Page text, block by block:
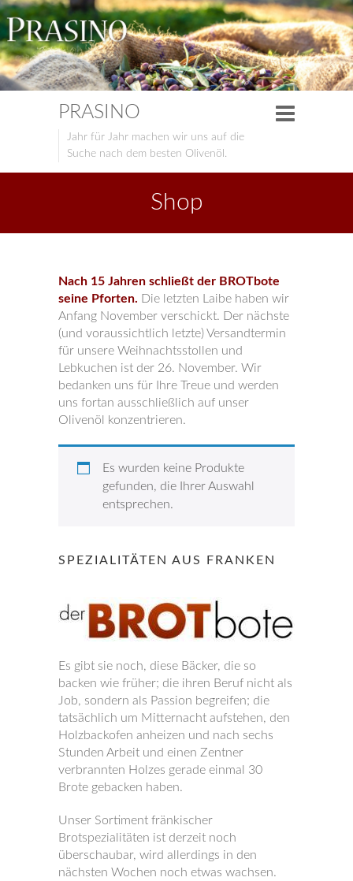
PRASINO
Jahr für Jahr machen wir uns auf die
Suche nach dem besten Olivenöl.
Shop
Nach 15 Jahren schließt der BROTbote
seine Pforten. Die letzten Laibe haben wir
Anfang November verschickt. Der nächste
(und voraussichtlich letzte) Versandtermin
für unsere Weihnachtsstollen und
Lebkuchen ist der 26. November. Wir
bedanken uns für Ihre Treue und werden
uns fortan ausschließlich auf unser
Olivenöl konzentrieren.
Es wurden keine Produkte
gefunden, die Ihrer Auswahl
entsprechen.
SPEZIALITÄTEN AUS FRANKEN
Es gibt sie noch, diese Bäcker, die so
backen wie früher; die ihren Beruf nicht als
Job, sondern als Passion begreifen; die
tatsächlich um Mitternacht aufstehen, den
Holzbackofen anheizen und nach sechs
Stunden Arbeit und einen Zentner
verbrannten Holzes gerade einmal 30
Brote gebacken haben.
Unser Sortiment fränkischer
Brotspezialitäten ist derzeit noch
überschaubar, wird allerdings in den
nächsten Wochen noch etwas wachsen.